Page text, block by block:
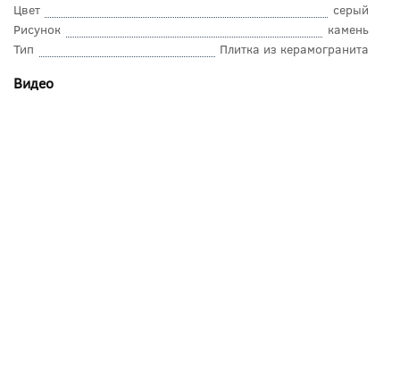
Цвет
серый
Рисунок
камень
Тип
Плитка из керамогранита
Видео